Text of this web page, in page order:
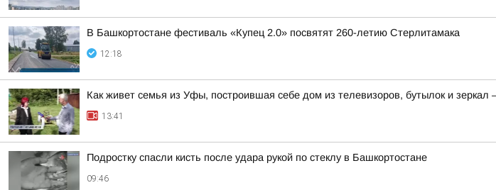
В Башкортостане фестиваль «Купец 2.0» посвятят 260-летию Стерлитамака
12:18
Как живет семья из Уфы, построившая себе дом из телевизоров, бутылок и зеркал
13:41
Подростку спасли кисть после удара рукой по стеклу в Башкортостане
09:46